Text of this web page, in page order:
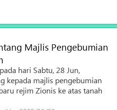
منو
Majlis Pengebumian
hari Sabtu, 28 Jun,
kepada majlis pengebumian
rejim Zionis ke atas tanah